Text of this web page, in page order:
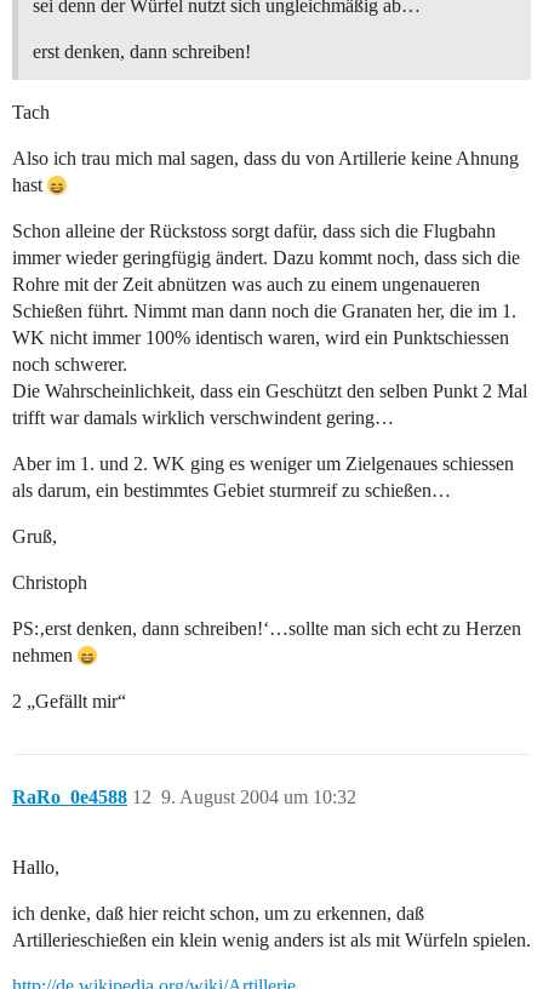
sei denn der Würfel nutzt sich ungleichmäßig ab…
erst denken, dann schreiben!
Tach
Also ich trau mich mal sagen, dass du von Artillerie keine Ahnung
hast
Schon alleine der Rückstoss sorgt dafür, dass sich die Flugbahn
immer wieder geringfügig ändert. Dazu kommt noch, dass sich die
Rohre mit der Zeit abnützen was auch zu einem ungenaueren
Schießen führt. Nimmt man dann noch die Granaten her, die im 1.
WK nicht immer 100% identisch waren, wird ein Punktschiessen
noch schwerer.
Die Wahrscheinlichkeit, dass ein Geschützt den selben Punkt 2 Mal
trifft war damals wirklich verschwindent gering…
Aber im 1. und 2. WK ging es weniger um Zielgenaues schiessen
als darum, ein bestimmtes Gebiet sturmreif zu schießen…
Gruß,
Christoph
PS:‚erst denken, dann schreiben!‘…sollte man sich echt zu Herzen
nehmen
2 „Gefällt mir“
RaRo_0e4588 9. August 2004 um 10:32
12
Hallo,
ich denke, daß hier reicht schon, um zu erkennen, daß
Artillerieschießen ein klein wenig anders ist als mit Würfeln spielen.